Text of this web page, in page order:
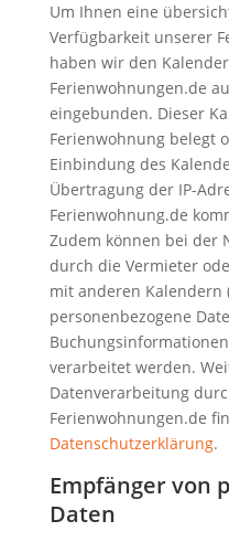
Um Ihnen eine
Verfügbarkeit unserer
haben wir den
Ferienwohnungen.de
eingebunden. Dieser
Ferienwohnung belegt
Einbindung des
Übertragung der IP-
Ferienwohnung.de
Zudem können bei der
durch die Vermieter
mit anderen Kalendern
personenbezogene
verarbeitet werden.
Datenverarbeitung
Ferienwohnungen.de
Datenschutzerklärung.
Empfänger von
Daten